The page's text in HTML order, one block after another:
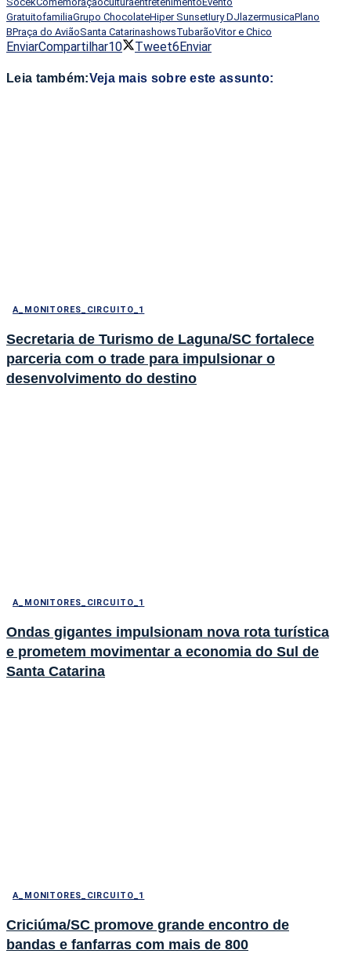
GratuitofamiliaGrupo ChocolateHiper SunsetIury DJ lazermusicaPlano
BPraça do AviãoSanta CatarinashowsTubarãoVitor e Chico
EnviarCompartilhar10 Tweet6 Enviar
Leia também:Veja mais sobre este assunto:
A_MONITORES_CIRCUITO_1
Secretaria de Turismo de Laguna/SC fortalece
parceria com o trade para impulsionar o
desenvolvimento do destino
A_MONITORES_CIRCUITO_1
Ondas gigantes impulsionam nova rota turística
e prometem movimentar a economia do Sul de
Santa Catarina
A_MONITORES_CIRCUITO_1
Criciúma/SC promove grande encontro de
bandas e fanfarras com mais de 800